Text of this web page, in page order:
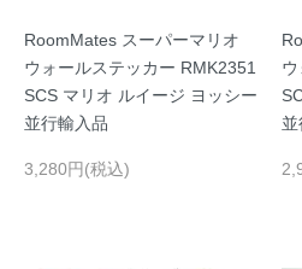
RoomMates スーパーマリオ
ウォールステッカー RMK2351
SCS マリオ ルイージ ヨッシー
並行輸入品
3,280円(税込)